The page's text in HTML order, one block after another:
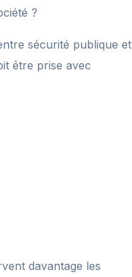
?
sécurité publique et
être prise avec
davantage les